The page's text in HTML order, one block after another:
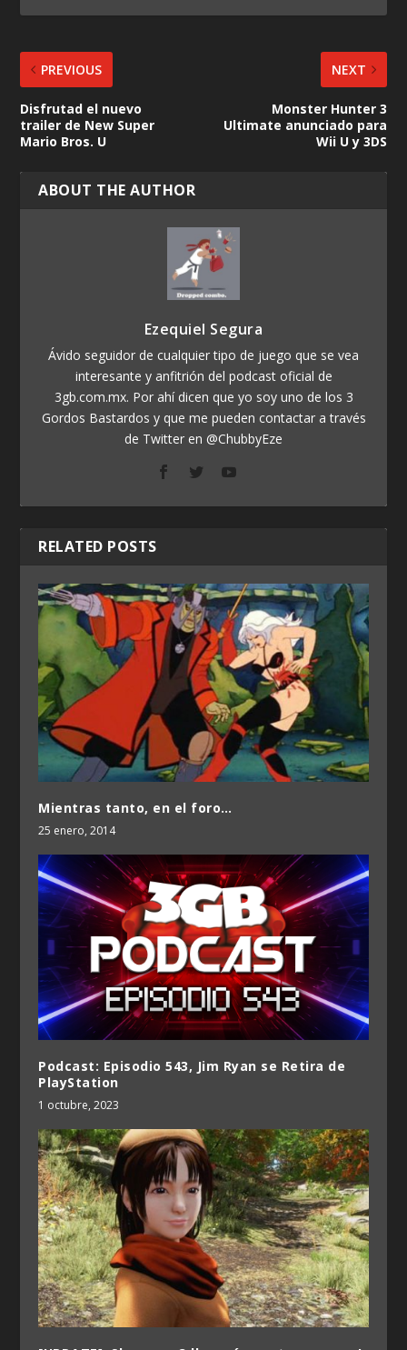
PREVIOUS
Disfrutad el nuevo
trailer de New Super
Mario Bros. U
NEXT
Monster Hunter 3
Ultimate anunciado para
Wii U y 3DS
ABOUT THE AUTHOR
Ezequiel Segura
Ávido seguidor de cualquier tipo de juego que se vea
interesante y anfitrión del podcast oficial de
3gb.com.mx. Por ahí dicen que yo soy uno de los 3
Gordos Bastardos y que me pueden contactar a través
de Twitter en @ChubbyEze
RELATED POSTS
Mientras tanto, en el foro…
25 enero, 2014
Podcast: Episodio 543, Jim Ryan se Retira de
PlayStation
1 octubre, 2023